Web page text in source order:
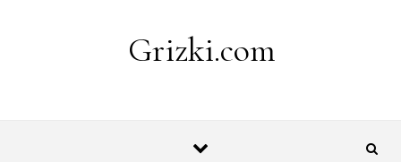
Grizki.com